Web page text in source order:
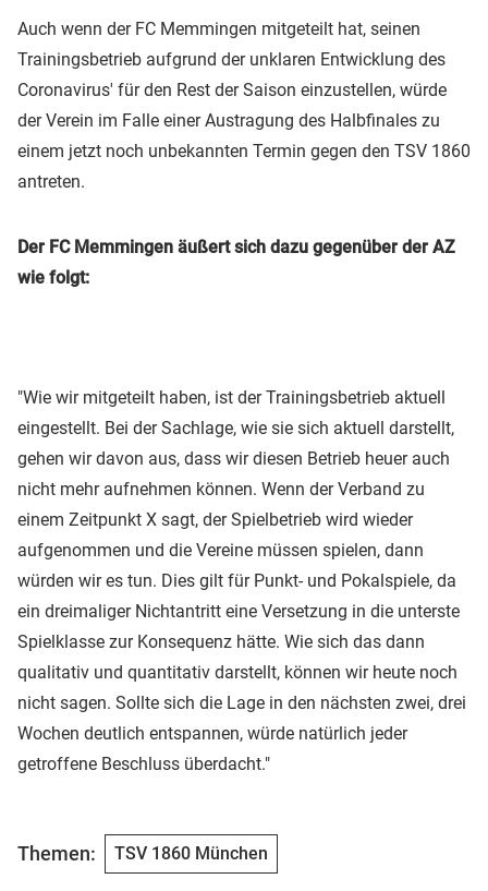
Auch wenn der FC Memmingen mitgeteilt hat, seinen
Trainingsbetrieb aufgrund der unklaren Entwicklung des
Coronavirus' für den Rest der Saison einzustellen, würde
der Verein im Falle einer Austragung des Halbfinales zu
einem jetzt noch unbekannten Termin gegen den TSV 1860
antreten.
Der FC Memmingen äußert sich dazu gegenüber der AZ
wie folgt:
"Wie wir mitgeteilt haben, ist der Trainingsbetrieb aktuell
eingestellt. Bei der Sachlage, wie sie sich aktuell darstellt,
gehen wir davon aus, dass wir diesen Betrieb heuer auch
nicht mehr aufnehmen können. Wenn der Verband zu
einem Zeitpunkt X sagt, der Spielbetrieb wird wieder
aufgenommen und die Vereine müssen spielen, dann
würden wir es tun. Dies gilt für Punkt- und Pokalspiele, da
ein dreimaliger Nichtantritt eine Versetzung in die unterste
Spielklasse zur Konsequenz hätte. Wie sich das dann
qualitativ und quantitativ darstellt, können wir heute noch
nicht sagen. Sollte sich die Lage in den nächsten zwei, drei
Wochen deutlich entspannen, würde natürlich jeder
getroffene Beschluss überdacht."
Themen: TSV 1860 München